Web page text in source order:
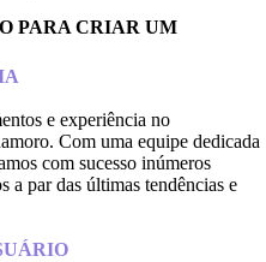
PARA CRIAR UM
e experiência no
Com uma equipe dedicada
com sucesso inúmeros
a par das últimas tendências e